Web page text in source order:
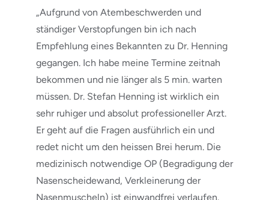
„Aufgrund von Atembeschwerden und
ständiger Verstopfungen bin ich nach
Empfehlung eines Bekannten zu Dr. Henning
gegangen. Ich habe meine Termine zeitnah
bekommen und nie länger als 5 min. warten
müssen. Dr. Stefan Henning ist wirklich ein
sehr ruhiger und absolut professioneller Arzt.
Er geht auf die Fragen ausführlich ein und
redet nicht um den heissen Brei herum. Die
medizinisch notwendige OP (Begradigung der
Nasenscheidewand, Verkleinerung der
Nasenmuscheln) ist einwandfrei verlaufen.